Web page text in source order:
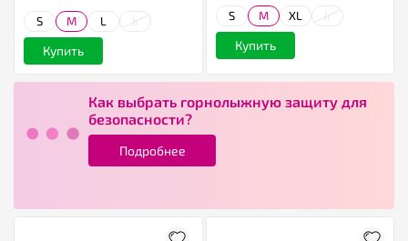
S M L
Купить
S M XL
Купить
Как выбрать горнолыжную защиту для
безопасности?
Подробнее